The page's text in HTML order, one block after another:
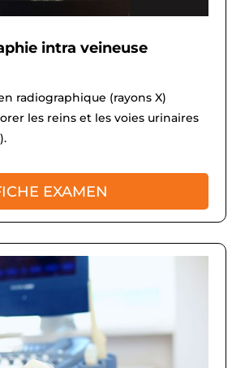
intra veineuse
radiographique (rayons X)
les reins et les voies urinaires
EXAMEN